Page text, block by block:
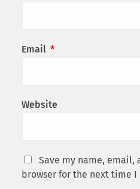
Email *
Website
Save my name, email,
browser for the next time I